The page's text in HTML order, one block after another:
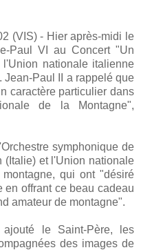
(VIS) - Hier après-midi le
Paul VI au Concert "Un
l'Union nationale italienne
Jean-Paul II a rappelé que
caractère particulier dans
de la Montagne",
symphonique de
(Italie) et l'Union nationale
qui ont "désiré
en offrant ce beau cadeau
amateur de montagne".
le Saint-Père, les
des images de